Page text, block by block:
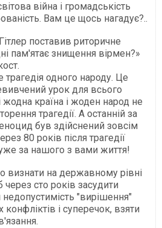
війна і громадськість
Вам це щось нагадує?..
поставив риторичне
пам'ятає знищення вірмен?»
одного народу. Це
урок для всього
країна і жоден народ не
трагедії. А останній за
був здійснений зовсім
80 років після трагедії
за нашого з вами життя!
визнати на державному рівні
сто років засудити
"вирішення"
і суперечок, взяти